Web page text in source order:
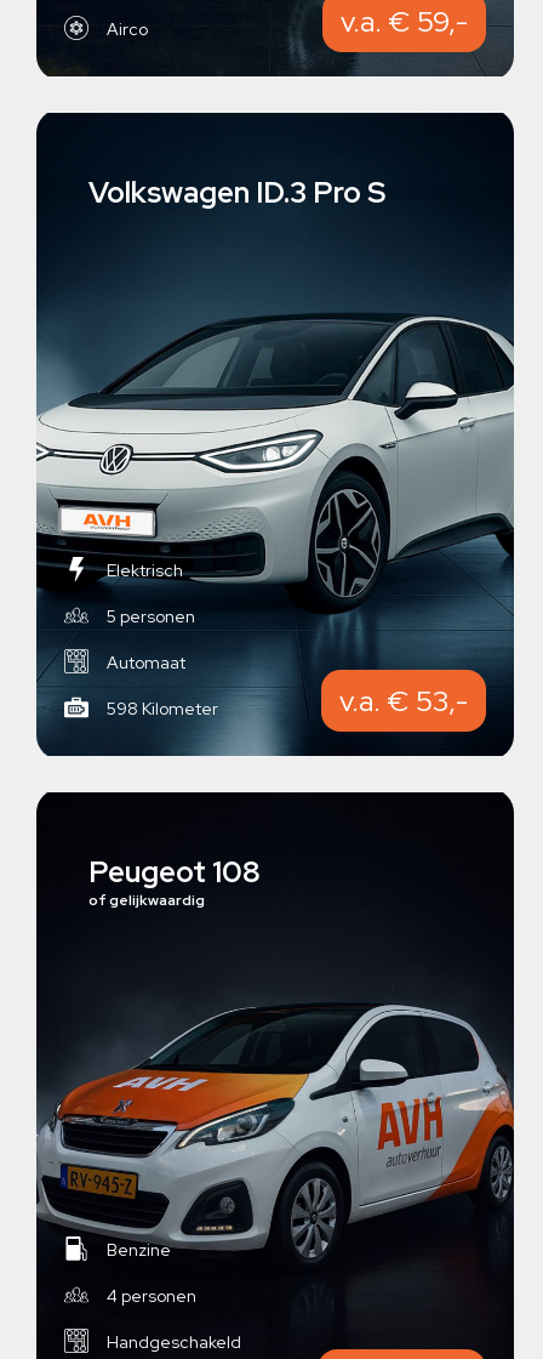
Airco v.a. € 59,-
Volkswagen ID.3 Pro S
Elektrisch
5 personen
Automaat
598 Kilometer v.a. € 53,-
Peugeot 108
of gelijkwaardig
Benzine
4 personen
Handgeschakeld